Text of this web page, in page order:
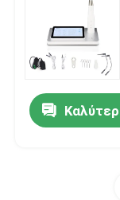
Ζητήστε ένα
Δοντιατρικό